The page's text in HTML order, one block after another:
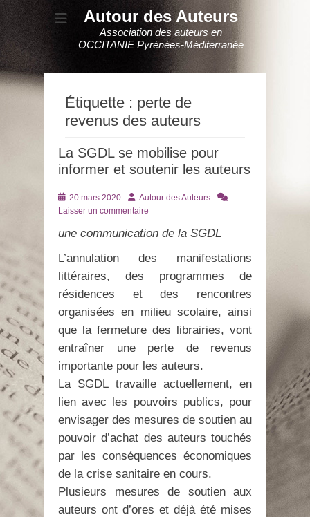
Autour des Auteurs
Association des auteurs en
OCCITANIE Pyrénées-Méditerranée
Étiquette : perte de
revenus des auteurs
La SGDL se mobilise pour
informer et soutenir les auteurs
Posté
le
20 mars 2020 AuteurAutour des Auteurs
Laisser un commentaire
une communication de la SGDL
L’annulation des manifestations
littéraires, des programmes de
résidences et des rencontres
organisées en milieu scolaire, ainsi
que la fermeture des librairies, vont
entraîner une perte de revenus
importante pour les auteurs.
La SGDL travaille actuellement, en
lien avec les pouvoirs publics, pour
envisager des mesures de soutien au
pouvoir d’achat des auteurs touchés
par les conséquences économiques
de la crise sanitaire en cours.
Plusieurs mesures de soutien aux
auteurs ont d’ores et déjà été mises